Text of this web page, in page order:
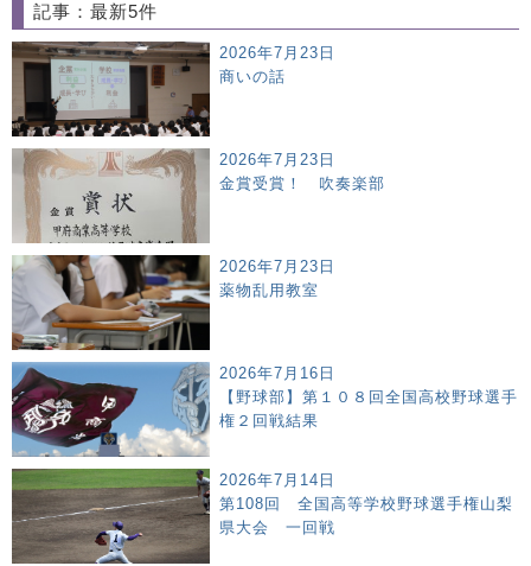
記事：最新5件
2026年7月23日
商いの話
2026年7月23日
金賞受賞！ 吹奏楽部
2026年7月23日
薬物乱用教室
2026年7月16日
【野球部】第１０８回全国高校野球選手
権２回戦結果
2026年7月14日
第108回 全国高等学校野球選手権山梨
県大会 一回戦